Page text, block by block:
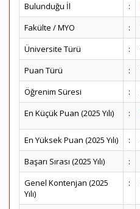
Bulunduğu İl
:
Fakülte / MYO
:
Üniversite Türü
:
Puan Türü
:
Öğrenim Süresi
:
En Küçük Puan (2025 Yılı)
:
En Yüksek Puan (2025 Yılı) :
Başarı Sırası (2025 Yılı)
:
Genel Kontenjan (2025
Yılı)
: